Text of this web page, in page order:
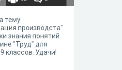
тему
производста"
знания понятий
"Труд" для
классов. Удачи!